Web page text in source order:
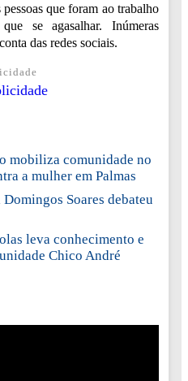
que foram ao trabalho
se agasalhar. Inúmeras
das redes sociais.
mobiliza comunidade no
a mulher em Palmas
Soares debateu
leva conhecimento e
Chico André